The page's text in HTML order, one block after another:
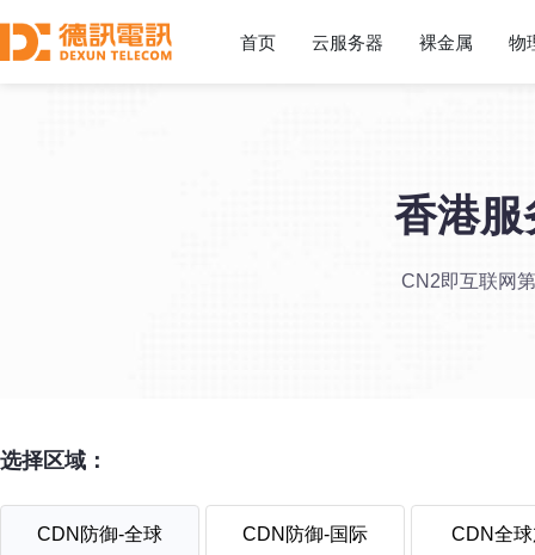
首页 云服务器 裸金属 物
香港服
CN2即互联网
选择区域：
CDN防御-全球 CDN防御-国际 CDN全